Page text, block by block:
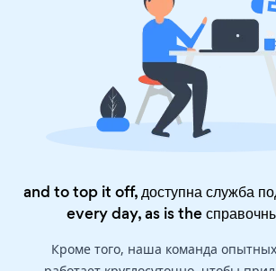
and to top it off, доступна служба
every day, as is the
Кроме того, наша команда